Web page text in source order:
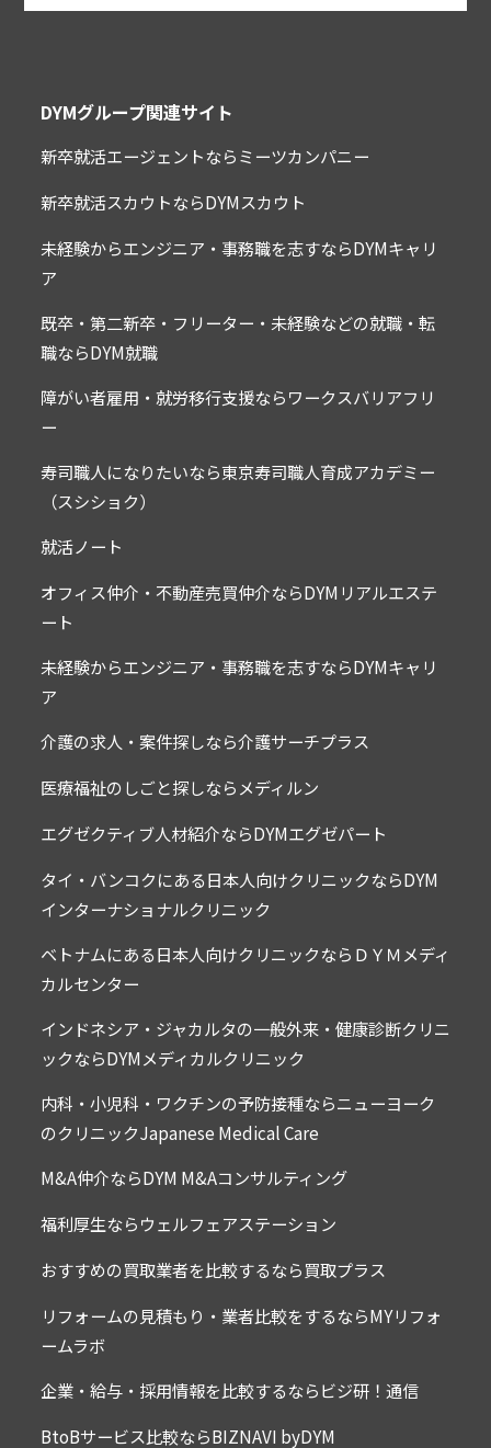
DYMグループ関連サイト
新卒就活エージェントならミーツカンパニー
新卒就活スカウトならDYMスカウト
未経験からエンジニア・事務職を志すならDYMキャリ
ア
既卒・第二新卒・フリーター・未経験などの就職・転
職ならDYM就職
障がい者雇用・就労移行支援ならワークスバリアフリ
ー
寿司職人になりたいなら東京寿司職人育成アカデミー
（スシショク）
就活ノート
オフィス仲介・不動産売買仲介ならDYMリアルエステ
ート
未経験からエンジニア・事務職を志すならDYMキャリ
ア
介護の求人・案件探しなら介護サーチプラス
医療福祉のしごと探しならメディルン
エグゼクティブ人材紹介ならDYMエグゼパート
タイ・バンコクにある日本人向けクリニックならDYM
インターナショナルクリニック
ベトナムにある日本人向けクリニックならＤＹＭメディ
カルセンター
インドネシア・ジャカルタの一般外来・健康診断クリニ
ックならDYMメディカルクリニック
内科・小児科・ワクチンの予防接種ならニューヨーク
のクリニックJapanese Medical Care
M&A仲介ならDYM M&Aコンサルティング
福利厚生ならウェルフェアステーション
おすすめの買取業者を比較するなら買取プラス
リフォームの見積もり・業者比較をするならMYリフォ
ームラボ
企業・給与・採用情報を比較するならビジ研！通信
BtoBサービス比較ならBIZNAVI byDYM